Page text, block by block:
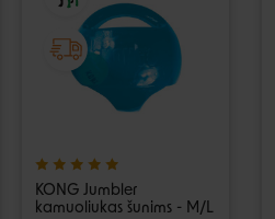
KONG Jumbler
kamuoliukas šunims - M/L